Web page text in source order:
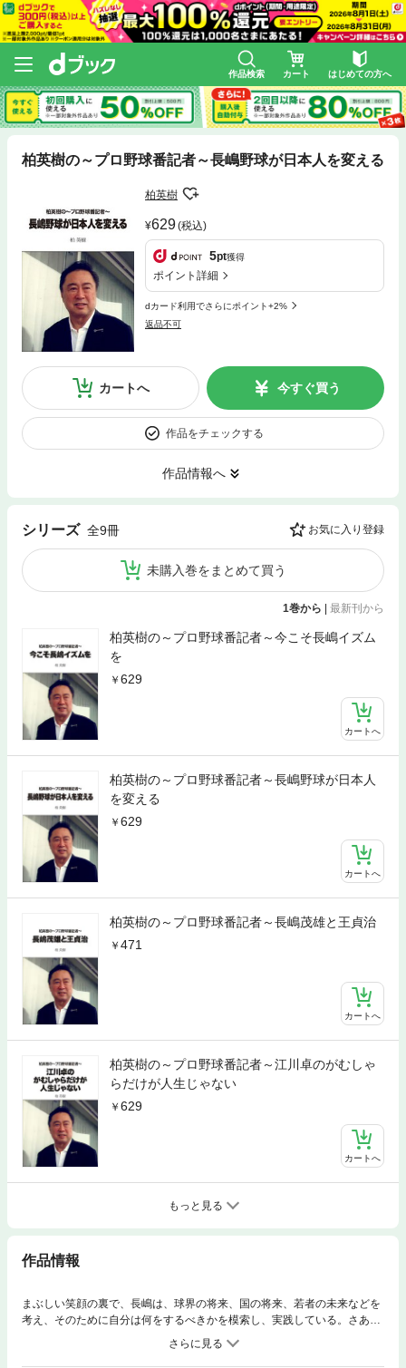
作品検索 カート はじめての方へ
柏英樹の～プロ野球番記者～長嶋野球が日本人を変える
柏英樹
629(税込)
5pt獲得
ポイント詳細
dカード利用でさらにポイント+2%
返品不可
カートへ 今すぐ買う
作品をチェックする
作品情報へ
シリーズ 全9冊 お気に入り登録
未購入巻をまとめて買う
1巻から | 最新刊から
柏英樹の～プロ野球番記者～今こそ長嶋イズム
を
629
カートへ
柏英樹の～プロ野球番記者～長嶋野球が日本人
を変える
629
カートへ
柏英樹の～プロ野球番記者～長嶋茂雄と王貞治
471
カートへ
柏英樹の～プロ野球番記者～江川卓のがむしゃ
らだけが人生じゃない
629
カートへ
もっと見る
作品情報
まぶしい笑顔の裏で、長嶋は、球界の将来、国の将来、若者の未来などを
考え、そのために自分は何をするべきかを模索し、実践している。さあ、
長嶋茂雄をもっとよく見よう。そのさわやかな生き方に触れるだけで、思
わず顔がほころび、きっと生きる勇気、不思議な力がこみ上げてくるはず